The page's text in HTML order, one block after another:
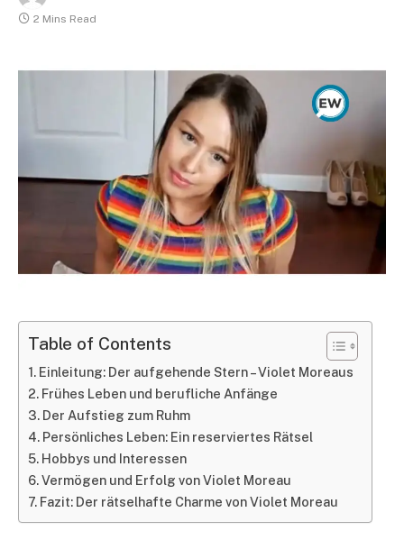
2 Mins Read
Table of Contents
Einleitung: Der aufgehende Stern – Violet Moreaus
Frühes Leben und berufliche Anfänge
Der Aufstieg zum Ruhm
Persönliches Leben: Ein reserviertes Rätsel
Hobbys und Interessen
Vermögen und Erfolg von Violet Moreau
Fazit: Der rätselhafte Charme von Violet Moreau